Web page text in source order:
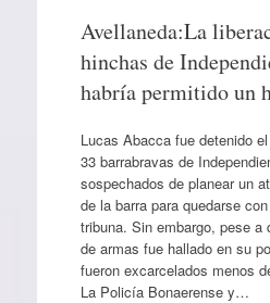
Avellaneda:La
hinchas de
habría permitido un
Lucas Abacca fue detenido
33 barrabravas de
sospechados de planear un
de la barra para quedarse
tribuna. Sin embargo, pese a
de armas fue hallado en su
fueron excarcelados menos
La Policía Bonaerense y…